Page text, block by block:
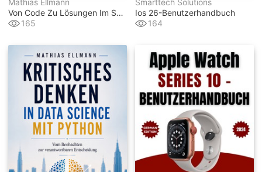
Von Code Zu Lösungen Im Software Engineering Mit Java
165
Ios 26-Benutzerhandbuch
164